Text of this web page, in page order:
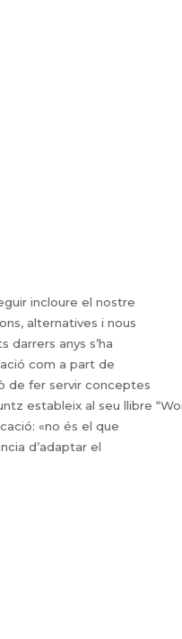
incloure el nostre
alternatives i nous
darrers anys s’ha
com a part de
de fer servir conceptes
estableix al seu llibre
«no és el que
d’adaptar el